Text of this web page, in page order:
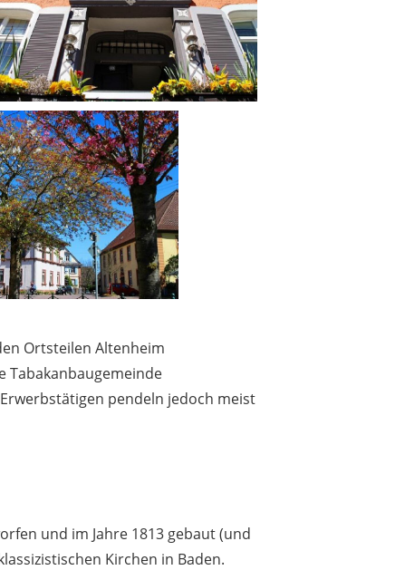
Ortsteilen Altenheim
Tabakanbaugemeinde
pendeln jedoch meist
und im Jahre 1813 gebaut (und
Kirchen in Baden.